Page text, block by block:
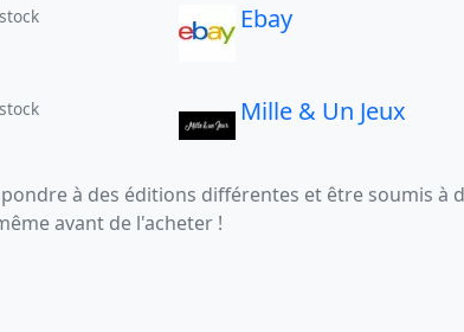
Ebay
Mille & Un Jeux
à des éditions différentes et être soumis à
avant de l'acheter !